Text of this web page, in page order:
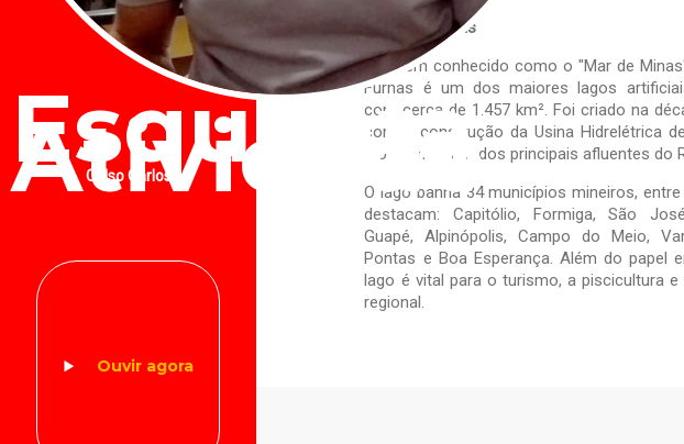
Esquenta
Atividade
Celso Carlos
Ouvir agora
Lago de Furnas
Também conhecido como o "Mar de
Furnas é um dos maiores lagos
com cerca de 1.457 km². Foi criado na
com a construção da Usina Hidrelétrica
Rio Grande, um dos principais afluentes do
O lago banha 34 municípios mineiros,
destacam: Capitólio, Formiga, São
Guapé, Alpinópolis, Campo do Meio,
Pontas e Boa Esperança. Além do papel
lago é vital para o turismo, a piscicultura
regional.